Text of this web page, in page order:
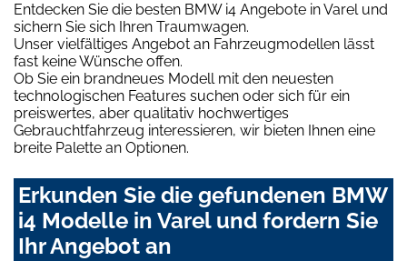
Entdecken Sie die besten BMW i4 Angebote in Varel und
sichern Sie sich Ihren Traumwagen.
Unser vielfältiges Angebot an Fahrzeugmodellen lässt
fast keine Wünsche offen.
Ob Sie ein brandneues Modell mit den neuesten
technologischen Features suchen oder sich für ein
preiswertes, aber qualitativ hochwertiges
Gebrauchtfahrzeug interessieren, wir bieten Ihnen eine
breite Palette an Optionen.
Erkunden Sie die gefundenen BMW
i4 Modelle in Varel und fordern Sie
Ihr Angebot an